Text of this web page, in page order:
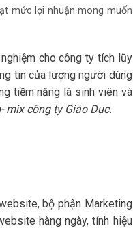
mức lợi nhuận mong muốn
cho công ty tích lũy
tin của lượng người dùng
tiềm năng là sinh viên và
mix công ty Giáo Dục.
bộ phận Marketing
hàng ngày, tính hiệu